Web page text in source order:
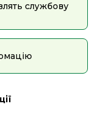
службову